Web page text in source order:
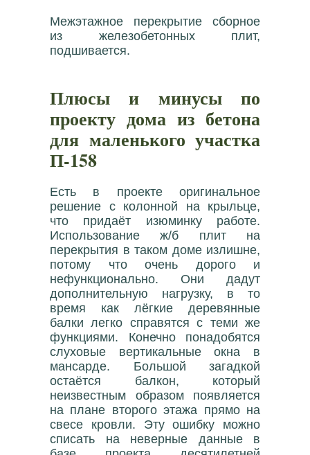
Межэтажное перекрытие сборное
из железобетонных плит,
подшивается.
Плюсы и минусы по
проекту дома из бетона
для маленького участка
П-158
Есть в проекте оригинальное
решение с колонной на крыльце,
что придаёт изюминку работе.
Использование ж/б плит на
перекрытия в таком доме излишне,
потому что очень дорого и
нефункционально. Они дадут
дополнительную нагрузку, в то
время как лёгкие деревянные
балки легко справятся с теми же
функциями. Конечно понадобятся
слуховые вертикальные окна в
мансарде. Большой загадкой
остаётся балкон, который
неизвестным образом появляется
на плане второго этажа прямо на
свесе кровли. Эту ошибку можно
списать на неверные данные в